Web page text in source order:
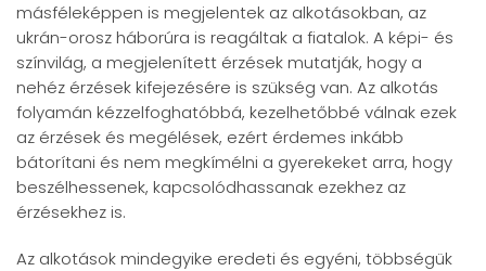
másféleképpen is megjelentek az alkotásokban, az
ukrán-orosz háborúra is reagáltak a fiatalok. A képi- és
színvilág, a megjelenített érzések mutatják, hogy a
nehéz érzések kifejezésére is szükség van. Az alkotás
folyamán kézzelfoghatóbbá, kezelhetőbbé válnak ezek
az érzések és megélések, ezért érdemes inkább
bátorítani és nem megkímélni a gyerekeket arra, hogy
beszélhessenek, kapcsolódhassanak ezekhez az
érzésekhez is.
Az alkotások mindegyike eredeti és egyéni, többségük